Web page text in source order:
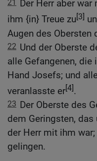
21 Der Herr aber
ihm {in} Treue zu[3]
Augen des Obersten
22 Und der Oberste
alle Gefangenen, die
Hand Josefs; und
veranlasste er[4].
23 Der Oberste des
dem Geringsten, das
der Herr mit ihm
gelingen.